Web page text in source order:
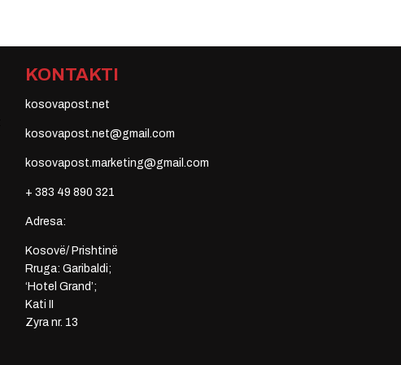
KONTAKTI
kosovapost.net
kosovapost.net@gmail.com
kosovapost.marketing@gmail.com
+ 383 49 890 321
Adresa:
Kosovë/ Prishtinë
Rruga: Garibaldi;
‘Hotel Grand’;
Kati II
Zyra nr. 13